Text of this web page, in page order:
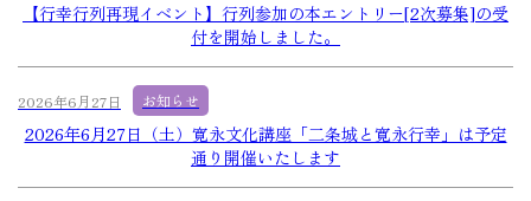
【行幸行列再現イベント】行列参加の本エントリー[2次募集]の受
付を開始しました。
2026年6月27日 お知らせ
2026年6月27日（土）寛永文化講座「二条城と寛永行幸」は予定
通り開催いたします